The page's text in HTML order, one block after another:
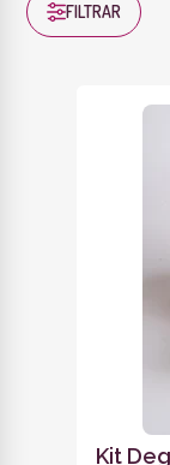
FILTRAR
Kit